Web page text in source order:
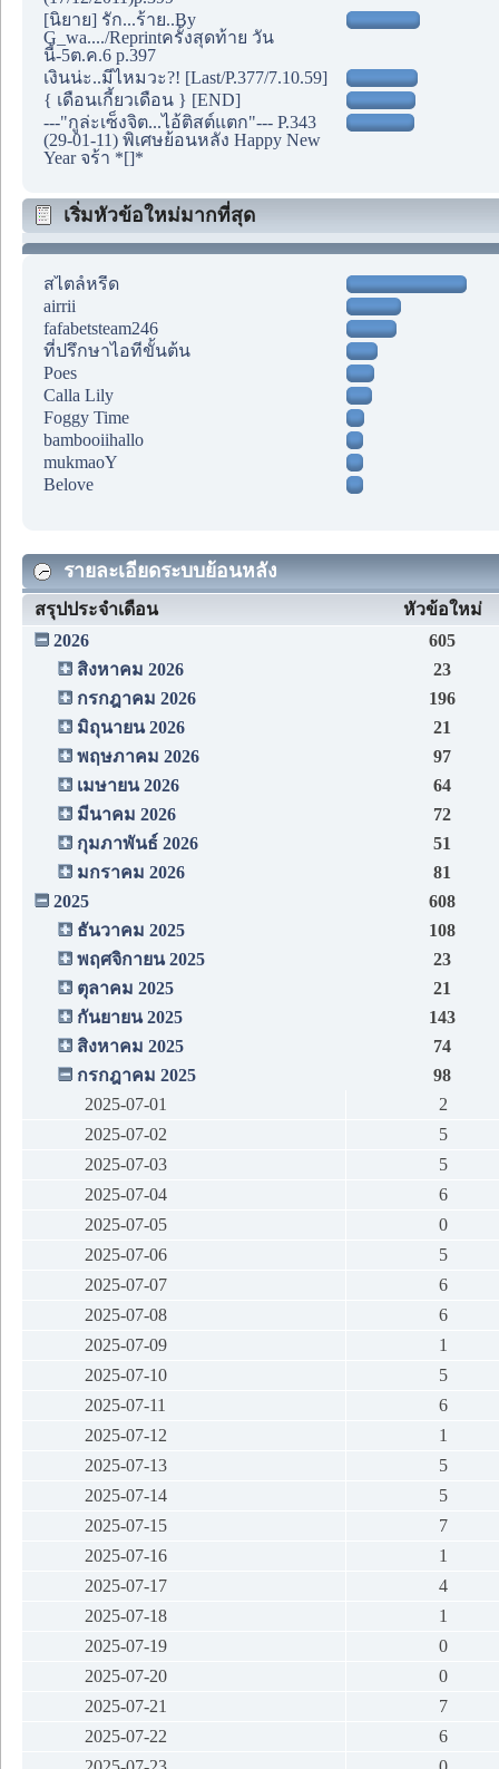
[นิยาย] รัก...ร้าย..By
G_wa..../Reprintครั้งสุดท้าย วัน
นี้-5ต.ค.6 p.397
เงินน่ะ..มีไหมวะ?! [Last/P.377/7.10.59]
{ เดือนเกี้ยวเดือน } [END]
---"กูล่ะเซ็งจิต...ไอ้ติสต์แตก"--- P.343
(29-01-11) พิเศษย้อนหลัง Happy New
Year จร้า *[]*
เริ่มหัวข้อใหม่มากที่สุด
สไตล์หรีด
airrii
fafabetsteam246
ที่ปรึกษาไอทีขั้นต้น
Poes
Calla Lily
Foggy Time
bambooiihallo
mukmaoY
Belove
รายละเอียดระบบย้อนหลัง
สรุปประจำเดือน
หัวข้อใหม่
2026
605
สิงหาคม 2026
23
กรกฎาคม 2026
196
มิถุนายน 2026
21
พฤษภาคม 2026
97
เมษายน 2026
64
มีนาคม 2026
72
กุมภาพันธ์ 2026
51
มกราคม 2026
81
2025
608
ธันวาคม 2025
108
พฤศจิกายน 2025
23
ตุลาคม 2025
21
กันยายน 2025
143
สิงหาคม 2025
74
กรกฎาคม 2025
98
2025-07-01
2
2025-07-02
5
2025-07-03
5
2025-07-04
6
2025-07-05
0
2025-07-06
5
2025-07-07
6
2025-07-08
6
2025-07-09
1
2025-07-10
5
2025-07-11
6
2025-07-12
1
2025-07-13
5
2025-07-14
5
2025-07-15
7
2025-07-16
1
2025-07-17
4
2025-07-18
1
2025-07-19
0
2025-07-20
0
2025-07-21
7
2025-07-22
6